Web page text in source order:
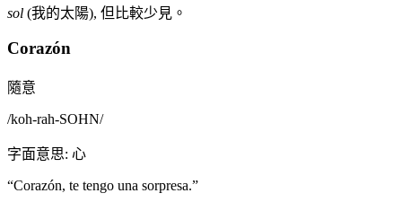
sol (我的太陽), 但比較少見。
Corazón
隨意
/koh-rah-SOHN/
字面意思: 心
“Corazón, te tengo una sorpresa.”